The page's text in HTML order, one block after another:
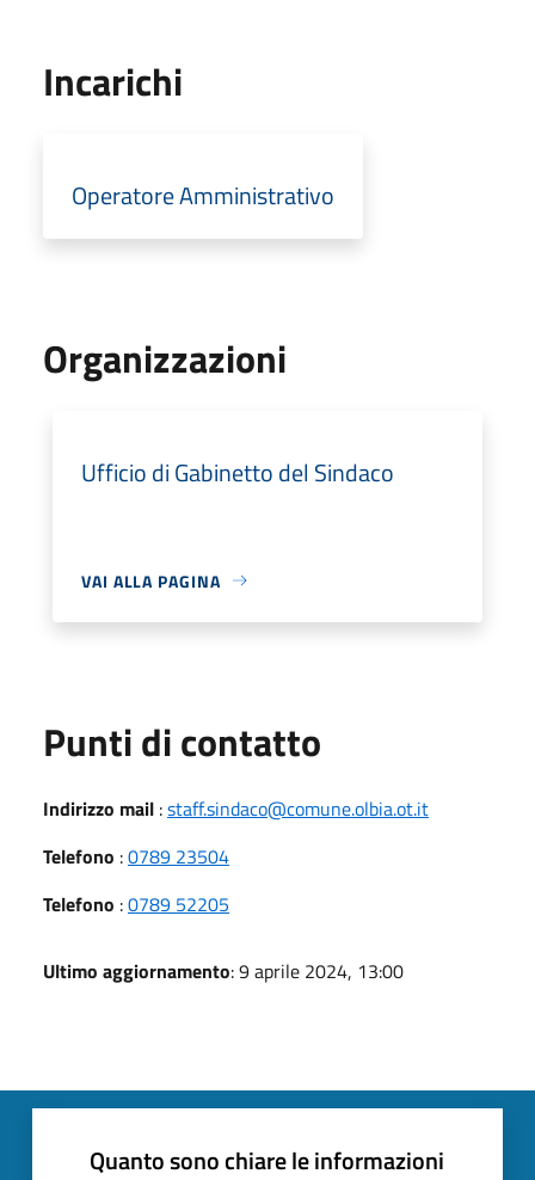
Incarichi
Operatore Amministrativo
Organizzazioni
Ufficio di Gabinetto del Sindaco
VAI ALLA PAGINA
Punti di contatto
Indirizzo mail :staff.sindaco@comune.olbia.ot.it
Telefono :0789 23504
Telefono :0789 52205
Ultimo aggiornamento: 9 aprile 2024, 13:00
Quanto sono chiare le informazioni